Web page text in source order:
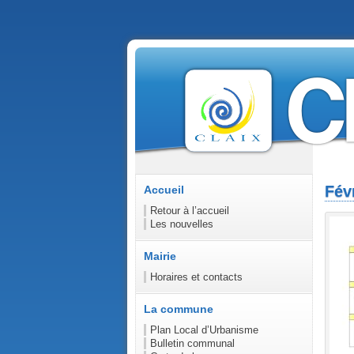
Accueil
Retour à l’accueil
Les nouvelles
Mairie
Horaires et contacts
La commune
Plan Local d’Urbanisme
Bulletin communal